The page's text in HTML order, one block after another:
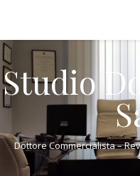
Studio
Dottore Commercialista –